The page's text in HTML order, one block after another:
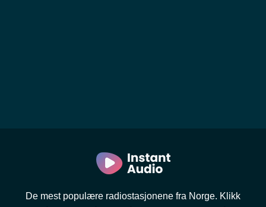
De mest populære radiostasjonene fra Norge. Klikk